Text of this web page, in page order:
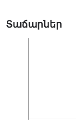
Տաճարներ